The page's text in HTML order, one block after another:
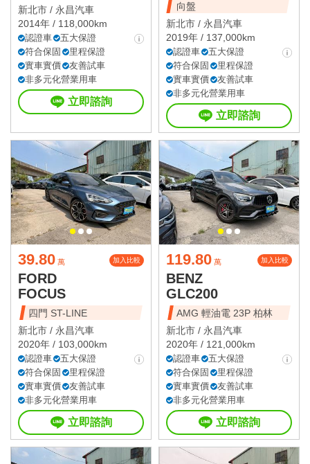
新北市 / 永昌汽車
2014年 / 118,000km
認證車
五大保證
符合保固
里程保證
實車實價
友善試車
非多元化營業用車
立即諮詢
向盤
新北市 / 永昌汽車
2019年 / 137,000km
認證車
五大保證
符合保固
里程保證
實車實價
友善試車
非多元化營業用車
立即諮詢
39.80 萬 加入比較
FORD
FOCUS
四門 ST-LINE
新北市 / 永昌汽車
2020年 / 103,000km
認證車
五大保證
符合保固
里程保證
實車實價
友善試車
非多元化營業用車
立即諮詢
119.80 萬 加入比較
BENZ
GLC200
AMG 輕油電 23P 柏林
新北市 / 永昌汽車
2020年 / 121,000km
認證車
五大保證
符合保固
里程保證
實車實價
友善試車
非多元化營業用車
立即諮詢